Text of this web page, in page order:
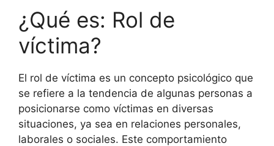
¿Qué es: Rol de
víctima?
El rol de víctima es un concepto psicológico que
se refiere a la tendencia de algunas personas a
posicionarse como víctimas en diversas
situaciones, ya sea en relaciones personales,
laborales o sociales. Este comportamiento